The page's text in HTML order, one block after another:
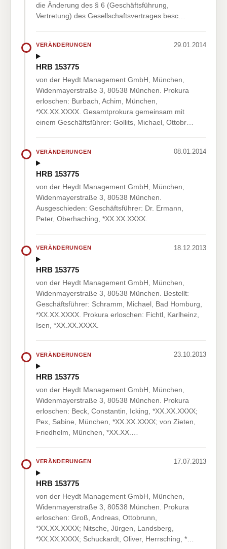
die Änderung des § 6 (Geschäftsführung,
Vertretung) des Gesellschaftsvertrages besc…
VERÄNDERUNGEN 29.01.2014
HRB 153775
von der Heydt Management GmbH, München,
Widenmayerstraße 3, 80538 München. Prokura
erloschen: Burbach, Achim, München,
*XX.XX.XXXX. Gesamtprokura gemeinsam mit
einem Geschäftsführer: Gollits, Michael, Ottobr…
VERÄNDERUNGEN 08.01.2014
HRB 153775
von der Heydt Management GmbH, München,
Widenmayerstraße 3, 80538 München.
Ausgeschieden: Geschäftsführer: Dr. Ermann,
Peter, Oberhaching, *XX.XX.XXXX.
VERÄNDERUNGEN 18.12.2013
HRB 153775
von der Heydt Management GmbH, München,
Widenmayerstraße 3, 80538 München. Bestellt:
Geschäftsführer: Schramm, Michael, Bad Homburg,
*XX.XX.XXXX. Prokura erloschen: Fichtl, Karlheinz,
Isen, *XX.XX.XXXX.
VERÄNDERUNGEN 23.10.2013
HRB 153775
von der Heydt Management GmbH, München,
Widenmayerstraße 3, 80538 München. Prokura
erloschen: Beck, Constantin, Icking, *XX.XX.XXXX;
Pex, Sabine, München, *XX.XX.XXXX; von Zieten,
Friedhelm, München, *XX.XX.…
VERÄNDERUNGEN 17.07.2013
HRB 153775
von der Heydt Management GmbH, München,
Widenmayerstraße 3, 80538 München. Prokura
erloschen: Groß, Andreas, Ottobrunn,
*XX.XX.XXXX; Nitsche, Jürgen, Landsberg,
*XX.XX.XXXX; Schuckardt, Oliver, Herrsching, *…